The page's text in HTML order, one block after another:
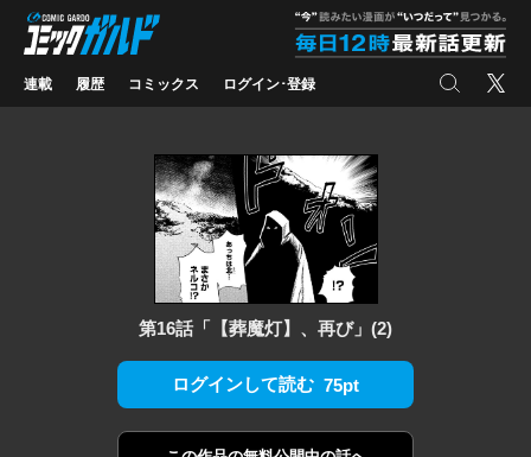
コミックガルド
連載 履歴 コミックス ログイン･登録 検索 X
第16話「【葬魔灯】、再び」(2)
ログインして読む 75pt